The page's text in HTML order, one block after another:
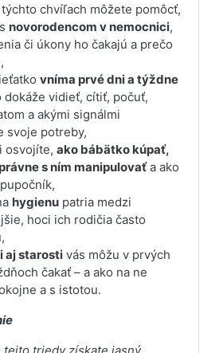
týchto chvíľach môžete pomôcť,
novorodencom v nemocnici,
či úkony ho čakajú a prečo
vníma prvé dni a týždne
dokáže vidieť, cítiť, počuť,
a akými signálmi
svoje potreby,
osvojíte, ako bábätko kúpať,
s ním manipulovaťa ako
hygienu patria medzi
hoci ich rodičia často
aj starosti vás môžu v prvých
čakať – a ako na ne
a s istotou.
triedy získate jasný